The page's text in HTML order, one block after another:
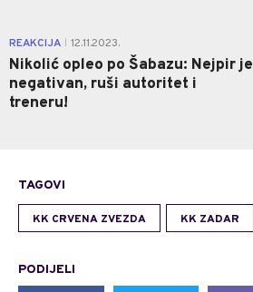
REAKCIJA 12.11.2023.
Nikolić opleo po Šabazu: Nejpir je
negativan, ruši autoritet i
treneru!
TAGOVI
KK CRVENA ZVEZDA KK ZADAR
PODIJELI